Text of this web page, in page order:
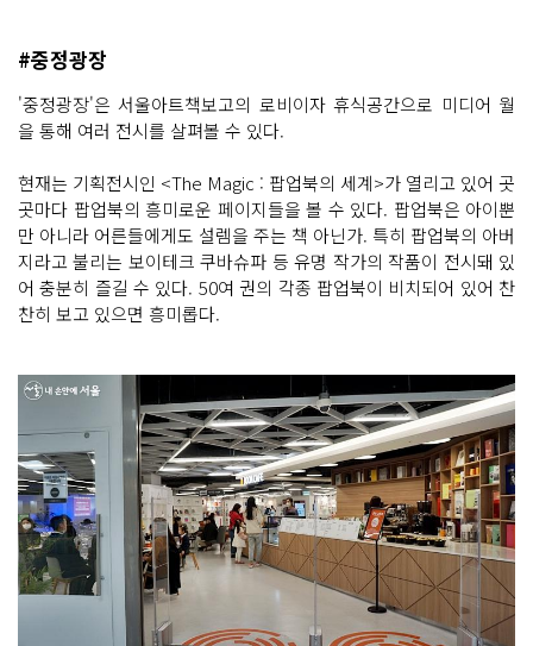
#중정광장
'중정광장'은 서울아트책보고의 로비이자 휴식공간으로 미디어 월
을 통해 여러 전시를 살펴볼 수 있다.
현재는 기획전시인 <The Magic : 팝업북의 세계>가 열리고 있어 곳
곳마다 팝업북의 흥미로운 페이지들을 볼 수 있다. 팝업북은 아이뿐
만 아니라 어른들에게도 설렘을 주는 책 아닌가. 특히 팝업북의 아버
지라고 불리는 보이테크 쿠바슈파 등 유명 작가의 작품이 전시돼 있
어 충분히 즐길 수 있다. 50여 권의 각종 팝업북이 비치되어 있어 찬
찬히 보고 있으면 흥미롭다.